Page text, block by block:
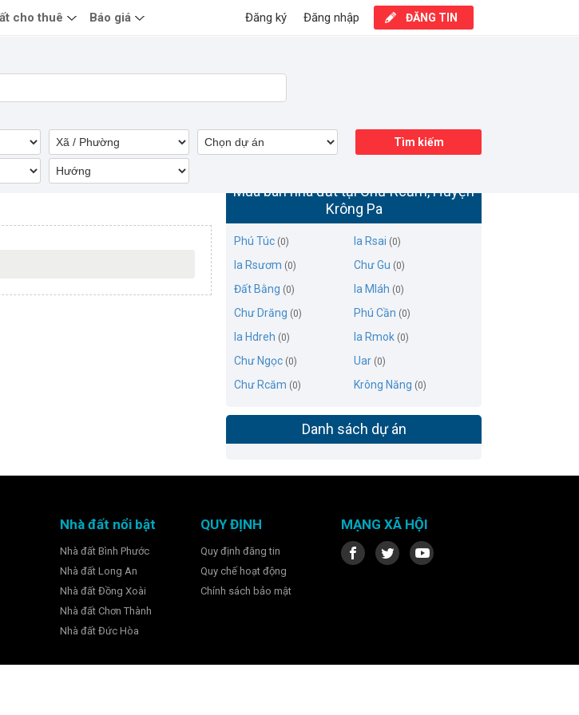
Mua bán nhà đất tại Chư Rcăm, Huyện
Krông Pa
Phú Túc (0) Ia Rsai (0)
Ia Rsươm (0) Chư Gu (0)
Đất Bằng (0) Ia Mláh (0)
Chư Drăng (0) Phú Cần (0)
Ia Hdreh (0) Ia Rmok (0)
Chư Ngọc (0) Uar (0)
Chư Rcăm (0) Krông Năng (0)
Danh sách dự án
Tìm kiếm
cho thuê Báo giá ĐĂNG TIN
Đăng nhập
Đăng ký
Nhà đất nổi bật
Nhà đất Bình Phước
Nhà đất Long An
Nhà đất Đồng Xoài
Nhà đất Chơn Thành
Nhà đất Đức Hòa
QUY ĐỊNH
Quy định đăng tin
Quy chế hoạt động
Chính sách bảo mật
MẠNG XÃ HỘI